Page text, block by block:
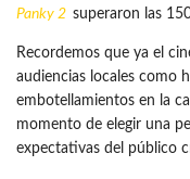
Panky 2 superaron las
Recordemos que ya el
audiencias locales como
embotellamientos en la
momento de elegir una
expectativas del público